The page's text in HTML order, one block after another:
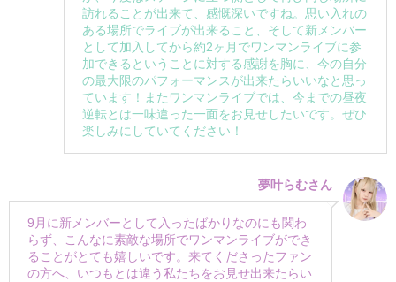
訪れることが出来て、感慨深いですね。思い入れの
ある場所でライブが出来ること、そして新メンバー
として加入してから約2ヶ月でワンマンライブに参
加できるということに対する感謝を胸に、今の自分
の最大限のパフォーマンスが出来たらいいなと思っ
ています！またワンマンライブでは、今までの昼夜
逆転とは一味違った一面をお見せしたいです。ぜひ
楽しみにしていてください！
夢叶らむさん
9月に新メンバーとして入ったばかりなのにも関わ
らず、こんなに素敵な場所でワンマンライブができ
ることがとても嬉しいです。来てくださったファン
の方へ、いつもとは違う私たちをお見せ出来たらい